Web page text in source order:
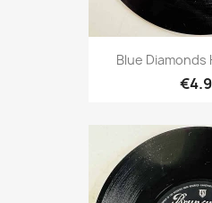
Blue Diamonds